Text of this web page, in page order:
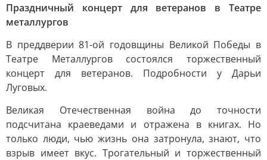
Праздничный концерт для ветеранов в Театре
металлургов
В преддверии 81-ой годовщины Великой Победы в
Театре Металлургов состоялся торжественный
концерт для ветеранов. Подробности у Дарьи
Луговых.
Великая Отечественная война до точности
подсчитана краеведами и отражена в книгах. Но
только люди, чью жизнь она затронула, знают, что
взрыв имеет вкус. Трогательный и торжественный